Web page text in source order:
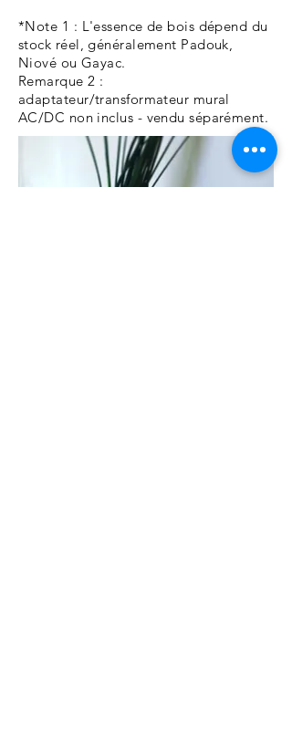
*Note 1 : L'essence de bois dépend du
stock réel, généralement Padouk,
Niové ou Gayac.
Remarque 2 :
adaptateur/transformateur mural
AC/DC non inclus - vendu séparément.